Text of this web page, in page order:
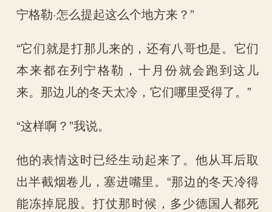
宁格勒·怎么提起这么个地方来？”
“它们就是打那儿来的，还有八哥也是。它们
本来都在列宁格勒，十月份就会跑到这儿
来。那边儿的冬天太冷，它们哪里受得了。”
“这样啊？”我说。
他的表情这时已经生动起来了。他从耳后取
出半截烟卷儿，塞进嘴里。“那边的冬天冷得
能冻掉屁股。打仗那时候，多少德国人都死